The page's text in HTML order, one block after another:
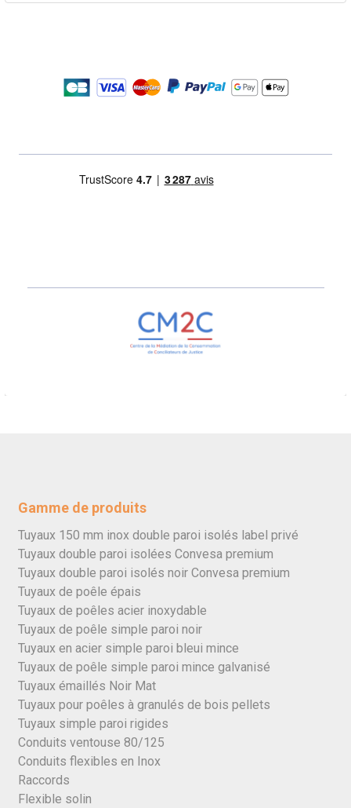
Gamme de produits
Tuyaux 150 mm inox double paroi isolés label privé
Tuyaux double paroi isolées Convesa premium
Tuyaux double paroi isolés noir Convesa premium
Tuyaux de poêle épais
Tuyaux de poêles acier inoxydable
Tuyaux de poêle simple paroi noir
Tuyaux en acier simple paroi bleui mince
Tuyaux de poêle simple paroi mince galvanisé
Tuyaux émaillés Noir Mat
Tuyaux pour poêles à granulés de bois pellets
Tuyaux simple paroi rigides
Conduits ventouse 80/125
Conduits flexibles en Inox
Raccords
Flexible solin